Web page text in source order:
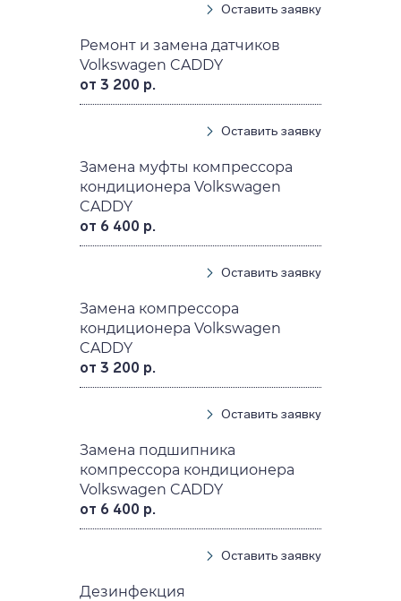
Оставить заявку
Ремонт и замена датчиков
Volkswagen CADDY
от 3 200 р.
Оставить заявку
Замена муфты компрессора
кондиционера Volkswagen
CADDY
от 6 400 р.
Оставить заявку
Замена компрессора
кондиционера Volkswagen
CADDY
от 3 200 р.
Оставить заявку
Замена подшипника
компрессора кондиционера
Volkswagen CADDY
от 6 400 р.
Оставить заявку
Дезинфекция